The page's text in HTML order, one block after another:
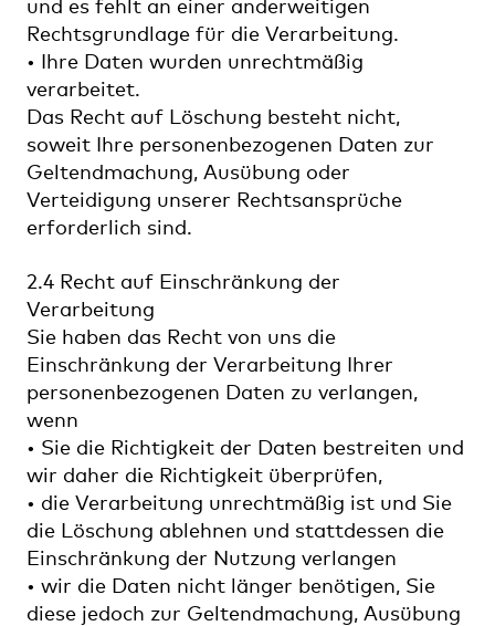
und es fehlt an einer anderweitigen
Rechtsgrundlage für die Verarbeitung.
• Ihre Daten wurden unrechtmäßig
verarbeitet.
Das Recht auf Löschung besteht nicht,
soweit Ihre personenbezogenen Daten zur
Geltendmachung, Ausübung oder
Verteidigung unserer Rechtsansprüche
erforderlich sind.
2.4 Recht auf Einschränkung der
Verarbeitung
Sie haben das Recht von uns die
Einschränkung der Verarbeitung Ihrer
personenbezogenen Daten zu verlangen,
wenn
• Sie die Richtigkeit der Daten bestreiten und
wir daher die Richtigkeit überprüfen,
• die Verarbeitung unrechtmäßig ist und Sie
die Löschung ablehnen und stattdessen die
Einschränkung der Nutzung verlangen
• wir die Daten nicht länger benötigen, Sie
diese jedoch zur Geltendmachung, Ausübung